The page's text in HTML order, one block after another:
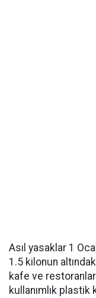
Asıl yasaklar 1
1.5 kilonun
kafe ve
kullanımlık